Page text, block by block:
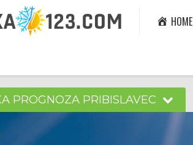
HOME
PROGNOZA PRIBISLAVEC